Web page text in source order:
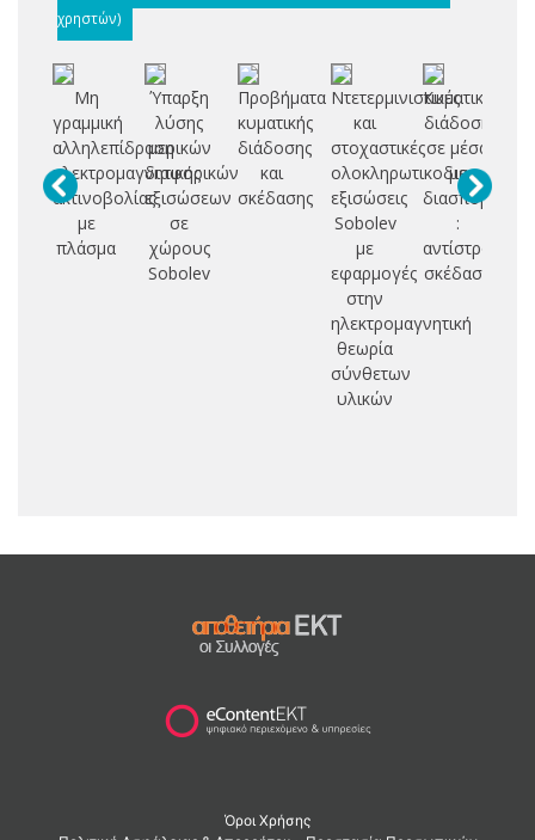
χρηστών)
Μη
γραμμική
αλληλεπίδραση
ηλεκτρομαγνητικής
ακτινοβολίας
με
πλάσμα
Ύπαρξη
λύσης
μερικών
διαφορικών
εξισώσεων
σε
χώρους
Sobolev
Προβήματα
κυματικής
διάδοσης
και
σκέδασης
Ντετερμινιστικές
και
στοχαστικές
ολοκληρωτικοδιαφορικές
εξισώσεις
Sobolev
με
εφαρμογές
στην
ηλεκτρομαγνητική
θεωρία
σύνθετων
υλικών
Κυματική
διάδοση
σε μέσα
με
διασπορά
:
αντίστροφη
σκέδαση